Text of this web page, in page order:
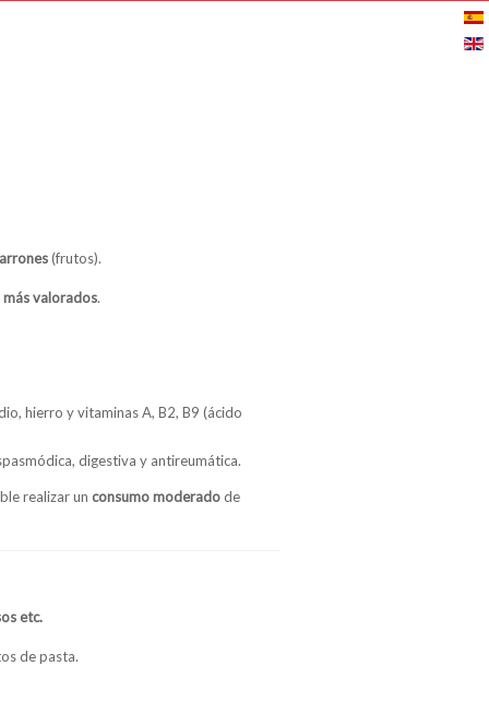
(frutos).
más valorados.
hierro y vitaminas A, B2, B9 (ácido
digestiva y antireumática.
realizar un consumo moderadode
etc.
de pasta.